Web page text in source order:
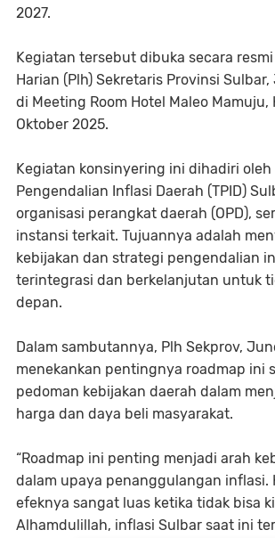
2027.
Kegiatan tersebut dibuka secara
Harian (Plh) Sekretaris Provinsi
di Meeting Room Hotel Maleo Mamuju,
Oktober 2025.
Kegiatan konsinyering ini dihadiri oleh
Pengendalian Inflasi Daerah (TPID)
organisasi perangkat daerah (OPD),
instansi terkait. Tujuannya adalah
kebijakan dan strategi pengendalian
terintegrasi dan berkelanjutan untuk
depan.
Dalam sambutannya, Plh Sekprov,
menekankan pentingnya roadmap ini
pedoman kebijakan daerah dalam
harga dan daya beli masyarakat.
“Roadmap ini penting menjadi arah
dalam upaya penanggulangan inflasi.
efeknya sangat luas ketika tidak bisa
Alhamdulillah, inflasi Sulbar saat ini